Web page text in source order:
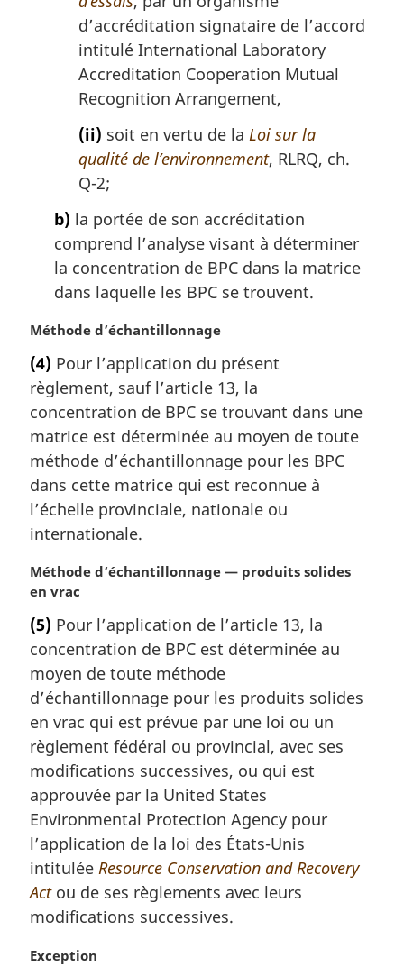
d’accréditation signataire de l’accord
intitulé International Laboratory
Accreditation Cooperation Mutual
Recognition Arrangement,
(ii) soit en vertu de la Loi sur la
qualité de l’environnement, RLRQ, ch.
Q-2;
b) la portée de son accréditation
comprend l’analyse visant à déterminer
la concentration de BPC dans la matrice
dans laquelle les BPC se trouvent.
N
t
e
m
a
g
i
n
a
e
:
Méthode d’échantillonnage
(4) Pour l’application du présent
règlement, sauf l’article 13, la
concentration de BPC se trouvant dans une
matrice est déterminée au moyen de toute
méthode d’échantillonnage pour les BPC
dans cette matrice qui est reconnue à
l’échelle provinciale, nationale ou
internationale.
N
o
e
m
a
r
i
n
a
l
e
:
Méthode d’échantillonnage — produits solides
en vrac
(5) Pour l’application de l’article 13, la
concentration de BPC est déterminée au
moyen de toute méthode
d’échantillonnage pour les produits solides
en vrac qui est prévue par une loi ou un
règlement fédéral ou provincial, avec ses
modifications successives, ou qui est
approuvée par la United States
Environmental Protection Agency pour
l’application de la loi des États-Unis
intitulée Resource Conservation and Recovery
Actou de ses règlements avec leurs
modifications successives.
N
Exception